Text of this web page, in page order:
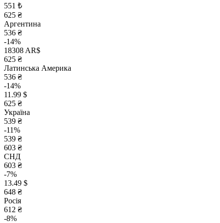
551 ₺
625 ₴
Аргентина
536 ₴
-14%
18308 AR$
625 ₴
Латинська Америка
536 ₴
-14%
11.99 $
625 ₴
Україна
539 ₴
-11%
539 ₴
603 ₴
СНД
603 ₴
-7%
13.49 $
648 ₴
Росія
612 ₴
-8%